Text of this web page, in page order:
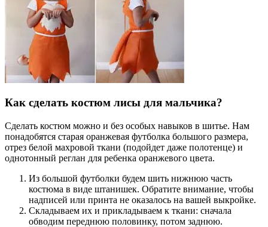
Как сделать костюм лисы для мальчика?
Сделать костюм можно и без особых навыков в шитье. Нам
понадобятся старая оранжевая футболка большого размера,
отрез белой махровой ткани (подойдет даже полотенце) и
однотонный реглан для ребенка оранжевого цвета.
Из большой футболки будем шить нижнюю часть
костюма в виде штанишек. Обратите внимание, чтобы
надписей или принта не оказалось на вашей выкройке.
Складываем их и прикладываем к ткани: сначала
обводим переднюю половинку, потом заднюю.